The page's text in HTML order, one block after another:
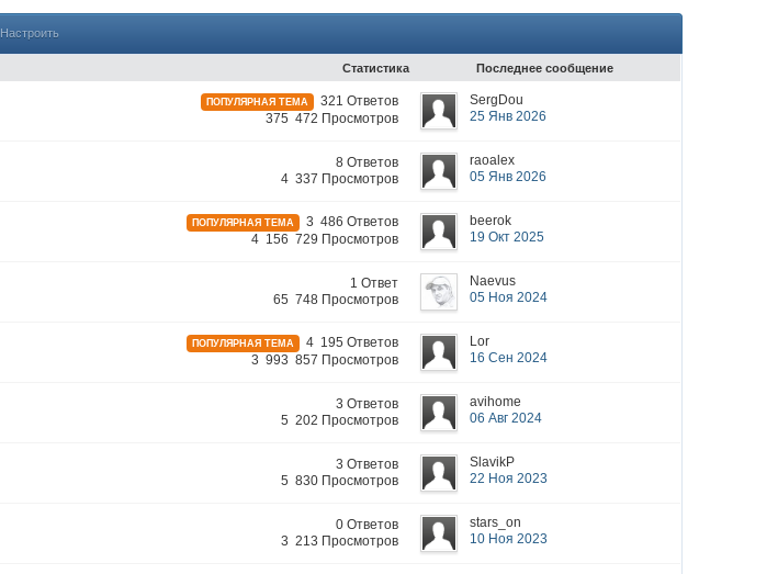
Настроить
Статистика Последнее сообщение
ПОПУЛЯРНАЯ ТЕМА
321 Ответов
375 472 Просмотров
SergDou
25 Янв 2026
8 Ответов
4 337 Просмотров
raoalex
05 Янв 2026
ПОПУЛЯРНАЯ ТЕМА
3 486 Ответов
4 156 729 Просмотров
beerok
19 Окт 2025
1 Ответ
65 748 Просмотров
Naevus
05 Ноя 2024
ПОПУЛЯРНАЯ ТЕМА
4 195 Ответов
3 993 857 Просмотров
Lor
16 Сен 2024
3 Ответов
5 202 Просмотров
avihome
06 Авг 2024
3 Ответов
5 830 Просмотров
SlavikP
22 Ноя 2023
0 Ответов
3 213 Просмотров
stars_on
10 Ноя 2023